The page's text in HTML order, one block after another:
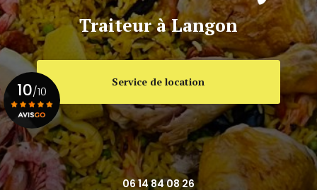
Traiteur à Langon
Service de location
06 14 84 08 26
10/10
Voir le certificat